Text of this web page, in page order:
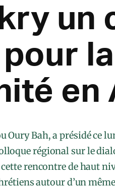
un
en
Oury Bah, a présidé ce
régional sur le
cette rencontre de haut
autour d’un